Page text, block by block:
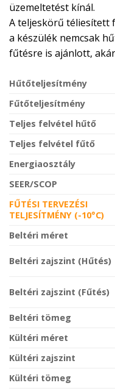
üzemeltetést kínál.
A teljeskörű téliesített
a készülék nemcsak
fűtésre is ajánlott,
Hűtőteljesítmény
Fűtőteljesítmény
Teljes felvétel hűtő
Teljes felvétel fűtő
Energiaosztály
SEER/SCOP
FŰTÉSI TERVEZÉSI
TELJESÍTMÉNY (-10°C)
Beltéri méret
Beltéri zajszint (Hűtés)
Beltéri zajszint (Fűtés)
Beltéri tömeg
Kültéri méret
Kültéri zajszint
Kültéri tömeg